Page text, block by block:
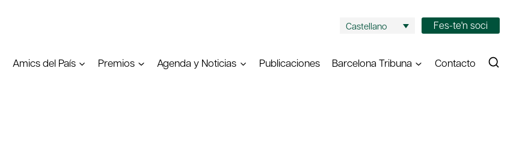
Castellano Fes-te'n soci
Amics del País Premios Agenda y Noticias Publicaciones Barcelona Tribuna Contacto